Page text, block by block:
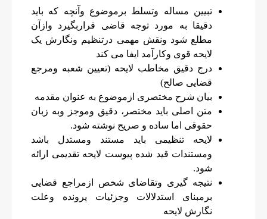
تبیین مساله وتسلط برموضوع وآنچه که باید
دقیقا به مورد توجه قاضی قراربگیرد وازآن
مطلع شود ونقش مهمی درتنظیم ونگارش یک
لایحه قوی وکارآمد ایفا می کند
درج دقیق مخاطب لایحه (تعیین شعبه ومرجع
قضایی صالح)
بیان شرح مختصری ازموضوع به عنوان مقدمه
متن اصلی باید مختصر، دقیق وموجز وبه زبان
حقوقی اما ساده و صریح نوشته شود.
لایحه تنظیمی باید مستند ومستدل باشد
ومستندات قید شده پیوست لایحه تقدیمی ارائه
شود.
نتیجه گیری وتقاضای شخص ازمراجع قضایی
برمبنای استدلالات وجزئیات پرونده وعلت
نگارش لایحه